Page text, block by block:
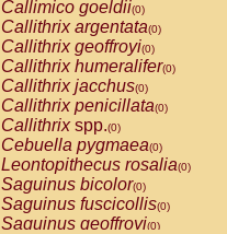
Callimico goeldii(0)
Callithrix argentata(0)
Callithrix geoffroyi(0)
Callithrix humeralifer(0)
Callithrix jacchus(0)
Callithrix penicillata(0)
Callithrixspp.(0)
Cebuella pygmaea(0)
Leontopithecus rosalia(0)
Saguinus bicolor(0)
Saguinus fuscicollis(0)
Saguinus geoffroyi(0)